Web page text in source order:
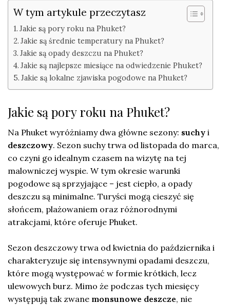
W tym artykule przeczytasz
Jakie są pory roku na Phuket?
Jakie są średnie temperatury na Phuket?
Jakie są opady deszczu na Phuket?
Jakie są najlepsze miesiące na odwiedzenie Phuket?
Jakie są lokalne zjawiska pogodowe na Phuket?
Jakie są pory roku na Phuket?
Na Phuket wyróżniamy dwa główne sezony: suchy i
deszczowy. Sezon suchy trwa od listopada do marca,
co czyni go idealnym czasem na wizytę na tej
malowniczej wyspie. W tym okresie warunki
pogodowe są sprzyjające – jest ciepło, a opady
deszczu są minimalne. Turyści mogą cieszyć się
słońcem, plażowaniem oraz różnorodnymi
atrakcjami, które oferuje Phuket.
Sezon deszczowy trwa od kwietnia do października i
charakteryzuje się intensywnymi opadami deszczu,
które mogą występować w formie krótkich, lecz
ulewowych burz. Mimo że podczas tych miesięcy
występują tak zwane monsunowe deszcze, nie